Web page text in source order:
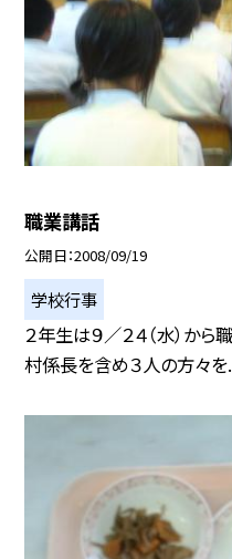
職業講話
公開日 2008/09/19
学校行事
２年生は９／２４（水）か
村係長を含め３人の方々を